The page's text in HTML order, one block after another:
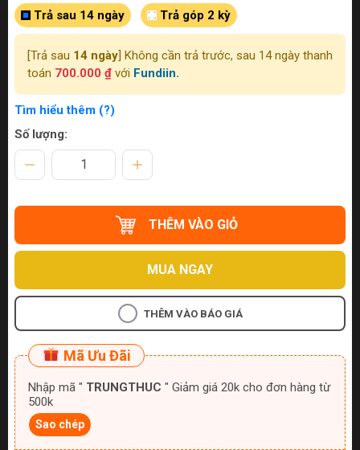
Trả sau 14 ngày Trả góp 2 kỳ
[Trả sau 14 ngày ] Không cần trả trước, sau 14 ngày thanh
toán 700.000 ₫ với Fundiin.
Tìm hiểu thêm (?)
Số lượng:
THÊM VÀO GIỎ
MUA NGAY
THÊM VÀO BÁO GIÁ
Mã Ưu Đãi
Nhập mã " TRUNGTHUC " Giảm giá 20k cho đơn hàng từ
500k
Sao chép